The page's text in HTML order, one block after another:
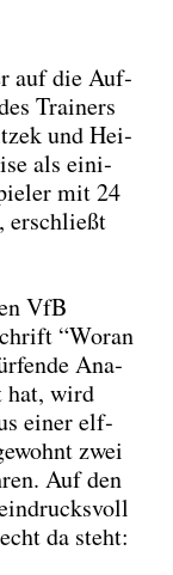
auf die Auf­
Trai­ners
und Hei­
als eini­
mit 24
erschließt
VfB
“Wor­an
Ana­
hat, wird
einer elf­
zwei
Auf den
da steht: